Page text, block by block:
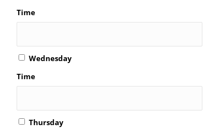
Time
Wednesday
Time
Thursday